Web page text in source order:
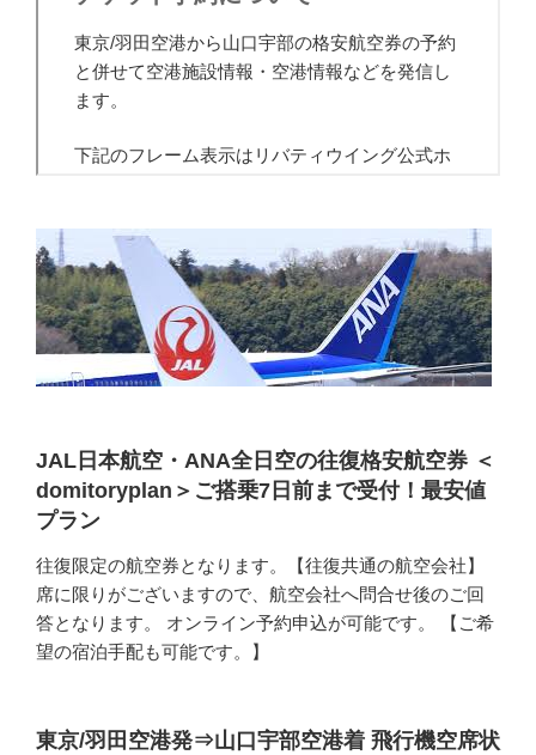
JAL日本航空・ANA全日空の往復格安航空券 ＜
domitoryplan＞ご搭乗7日前まで受付！最安値
プラン
往復限定の航空券となります。【往復共通の航空会社】
席に限りがございますので、航空会社へ問合せ後のご回
答となります。 オンライン予約申込が可能です。 【ご希
望の宿泊手配も可能です。】
東京/羽田空港発⇒山口宇部空港着 飛行機空席状